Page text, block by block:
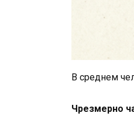
В среднем
Чрезмерно